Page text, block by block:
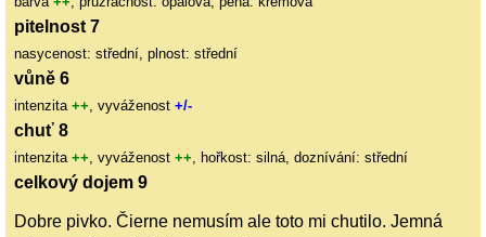
pitelnost 7
nasycenost: střední, plnost: střední
vůně 6
intenzita ++, vyváženost +/-
chuť 8
intenzita ++, vyváženost ++, hořkost: silná, doznívání: střední
celkový dojem 9
Dobre pivko. Čierne nemusím ale toto mi chutilo. Jemná